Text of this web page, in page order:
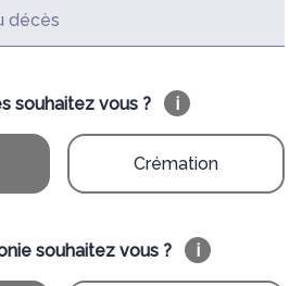
décès
souhaitez vous ? i
Crémation
souhaitez vous ? i